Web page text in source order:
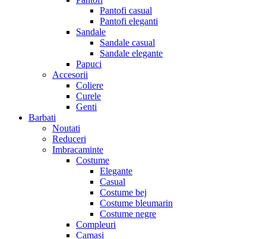
Pantofi casual
Pantofi eleganti
Sandale
Sandale casual
Sandale elegante
Papuci
Accesorii
Coliere
Curele
Genti
Barbati
Noutati
Reduceri
Imbracaminte
Costume
Elegante
Casual
Costume bej
Costume bleumarin
Costume negre
Compleuri
Camasi